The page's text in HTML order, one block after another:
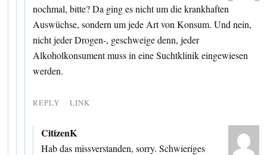
nochmal, bitte? Da ging es nicht um die krankhaften
Auswüchse, sondern um jede Art von Konsum. Und nein,
nicht jeder Drogen-, geschweige denn, jeder
Alkoholkonsument muss in eine Suchtklinik eingewiesen
werden.
REPLY LINK
CitizenK
Hab das missverstanden, sorry. Schwieriges